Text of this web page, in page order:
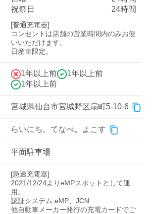
-20kW-以上
祝祭日
24時間
[普通充電器]
コンセントは店舗の営業時間内のみお使
いいただけます。
日産車限定。
1年以上前
1年以上前
1年以上前
宮城県仙台市宮城野区扇町5-10-6
らいにち。てなべ。よこす
平面駐車場
[急速充電器]
2021/12/24よりeMPスポットとして運
用。
認証システム:eMP、JCN
他自動車メーカー発行の充電カードでご